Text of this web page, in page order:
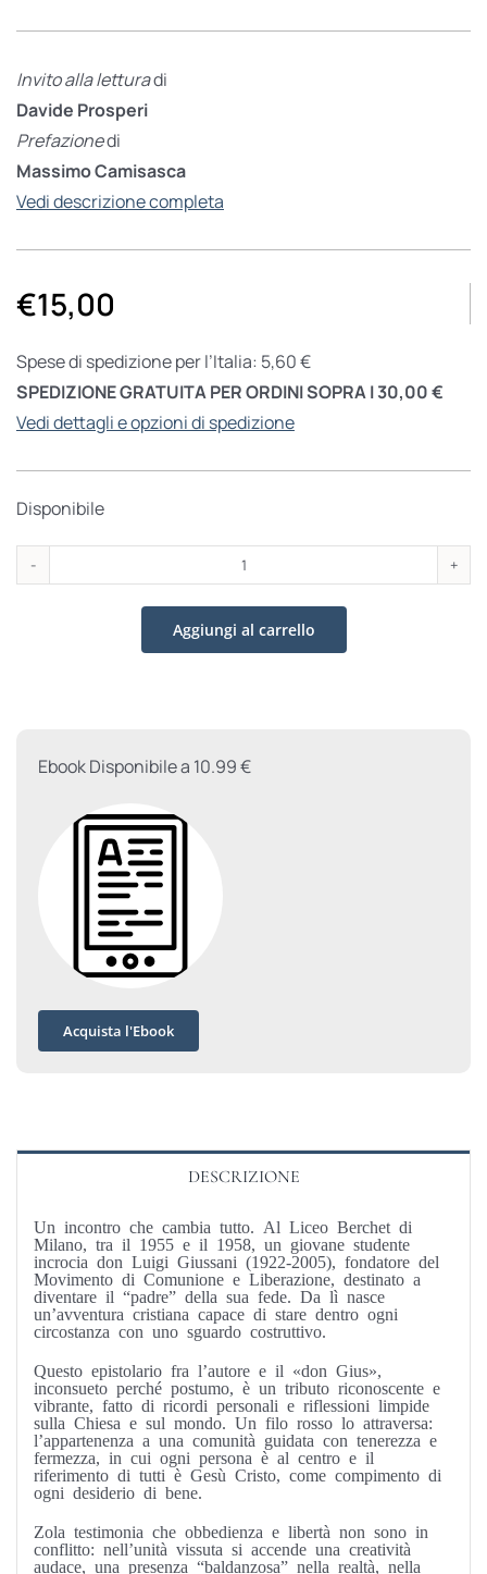
Invito alla letturadi
Davide Prosperi
Prefazionedi
Massimo Camisasca
Vedi descrizione completa
€15,00
Spese di spedizione per l’Italia: 5,60 €
SPEDIZIONE GRATUITA PER ORDINI SOPRA I 30,00 €
Vedi dettagli e opzioni di spedizione
Disponibile
Carissimo
don
Gius
Aggiungi al carrello
Ebook Disponibile a 10.99 €
Acquista l'Ebook
DESCRIZIONE
Un incontro che cambia tutto. Al Liceo Berchet di
Milano, tra il 1955 e il 1958, un giovane studente
incrocia don Luigi Giussani (1922-2005), fondatore del
Movimento di Comunione e Liberazione, destinato a
diventare il “padre” della sua fede. Da lì nasce
un’avventura cristiana capace di stare dentro ogni
circostanza con uno sguardo costruttivo.
Questo epistolario fra l’autore e il «don Gius»,
inconsueto perché postumo, è un tributo riconoscente e
vibrante, fatto di ricordi personali e riflessioni limpide
sulla Chiesa e sul mondo. Un filo rosso lo attraversa:
l’appartenenza a una comunità guidata con tenerezza e
fermezza, in cui ogni persona è al centro e il
riferimento di tutti è Gesù Cristo, come compimento di
ogni desiderio di bene.
Zola testimonia che obbedienza e libertà non sono in
conflitto: nell’unità vissuta si accende una creatività
audace, una presenza “baldanzosa” nella realtà, nella